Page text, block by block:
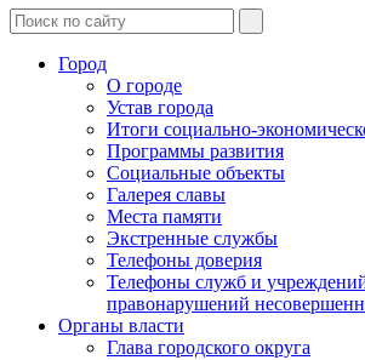
Город
О городе
Устав города
Итоги социально-
Программы развития
Социальные объекты
Галерея славы
Места памяти
Экстренные службы
Телефоны доверия
Телефоны служб и
правонарушений
Органы власти
Глава городского округа